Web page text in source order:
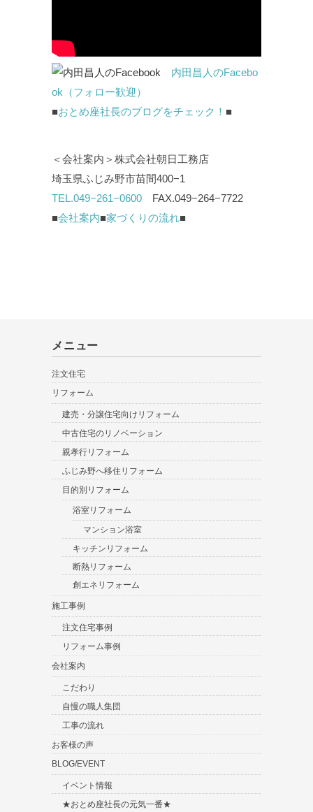
内田昌人のFacebo
ok（フォロー歓迎）
■おとめ座社長のブログをチェック！ ■
＜会社案内＞株式会社朝日工務店
埼玉県ふじみ野市苗間400−1
TEL.049−261−0600 FAX.049−264−7722
■会社案内■家づくりの流れ■
メニュー
注文住宅
リフォーム
建売・分譲住宅向けリフォーム
中古住宅のリノベーション
親孝行リフォーム
ふじみ野へ移住リフォーム
目的別リフォーム
浴室リフォーム
マンション浴室
キッチンリフォーム
断熱リフォーム
創エネリフォーム
施工事例
注文住宅事例
リフォーム事例
会社案内
こだわり
自慢の職人集団
工事の流れ
お客様の声
BLOG/EVENT
イベント情報
★おとめ座社長の元気一番★